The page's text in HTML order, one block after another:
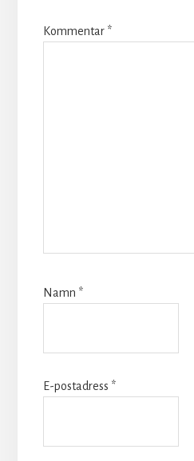
Kommentar *
Namn *
E-postadress *